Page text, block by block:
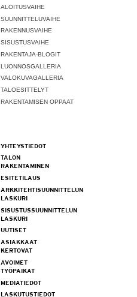
ALOITUSVAIHE
SUUNNITTELUVAIHE
RAKENNUSVAIHE
SISUSTUSVAIHE
RAKENTAJA-BLOGIT
LUONNOSGALLERIA
VALOKUVAGALLERIA
TALOESITTELYT
RAKENTAMISEN OPPAAT
YHTEYSTIEDOT
TALON
RAKENTAMINEN
ESITETILAUS
ARKKITEHTISUUNNITTELUN
LASKURI
SISUSTUSSUUNNITTELUN
LASKURI
UUTISET
ASIAKKAAT
KERTOVAT
AVOIMET
TYÖPAIKAT
MEDIATIEDOT
LASKUTUSTIEDOT